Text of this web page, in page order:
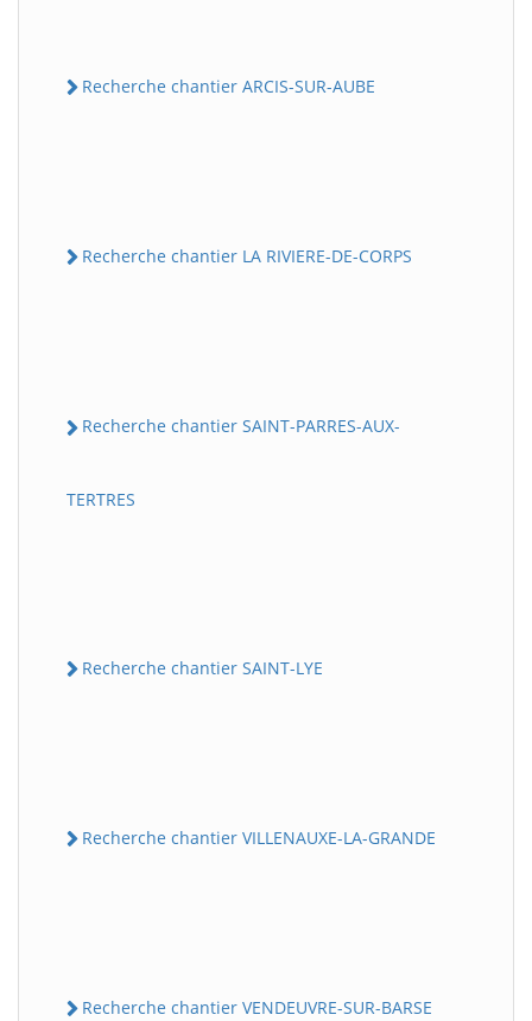
Recherche chantier ARCIS-SUR-AUBE
Recherche chantier LA RIVIERE-DE-CORPS
Recherche chantier SAINT-PARRES-AUX-
TERTRES
Recherche chantier SAINT-LYE
Recherche chantier VILLENAUXE-LA-GRANDE
Recherche chantier VENDEUVRE-SUR-BARSE